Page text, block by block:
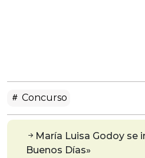
Concurso
María Luisa Godoy se
Buenos Días»